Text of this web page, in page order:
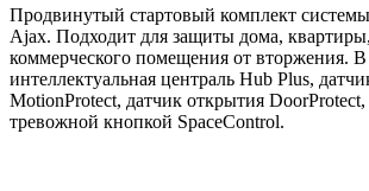
Продвинутый стартовый комплект системы
Ajax. Подходит для защиты дома,
коммерческого помещения от вторжения. В
интеллектуальная централь Hub Plus,
MotionProtect, датчик открытия DoorProtect,
тревожной кнопкой SpaceControl.